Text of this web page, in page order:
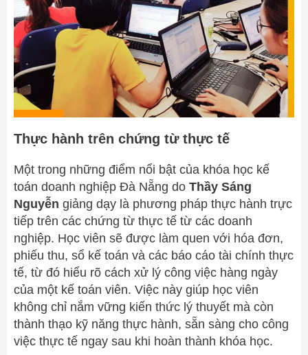
Thực hành trên chứng từ thực tế
Một trong những điểm nổi bật của khóa học kế
toán doanh nghiệp Đà Nẵng do Thầy Sáng
Nguyễn giảng dạy là phương pháp thực hành trực
tiếp trên các chứng từ thực tế từ các doanh
nghiệp. Học viên sẽ được làm quen với hóa đơn,
phiếu thu, sổ kế toán và các báo cáo tài chính thực
tế, từ đó hiểu rõ cách xử lý công việc hàng ngày
của một kế toán viên. Việc này giúp học viên
không chỉ nắm vững kiến thức lý thuyết mà còn
thành thạo kỹ năng thực hành, sẵn sàng cho công
việc thực tế ngay sau khi hoàn thành khóa học.